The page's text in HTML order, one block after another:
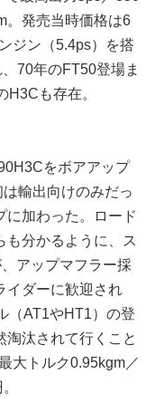
。発売当時価格は6
ジン（5.4ps）を搭
70年のFT50登場ま
も存在。
をボアアップ
は輸出向けのみだっ
に加わった。ロード
も分かるように、ス
アップマフラー採
イダーに歓迎され
（AT1やHT1）の登
淘汰されて行くこと
大トルク0.95kgm／